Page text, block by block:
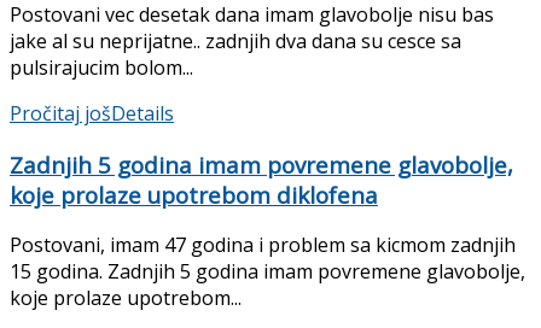
Postovani vec desetak dana imam glavobolje nisu bas
jake al su neprijatne.. zadnjih dva dana su cesce sa
pulsirajucim bolom...
Pročitaj jošDetails
Zadnjih 5 godina imam povremene glavobolje,
koje prolaze upotrebom diklofena
Postovani, imam 47 godina i problem sa kicmom zadnjih
15 godina. Zadnjih 5 godina imam povremene glavobolje,
koje prolaze upotrebom...